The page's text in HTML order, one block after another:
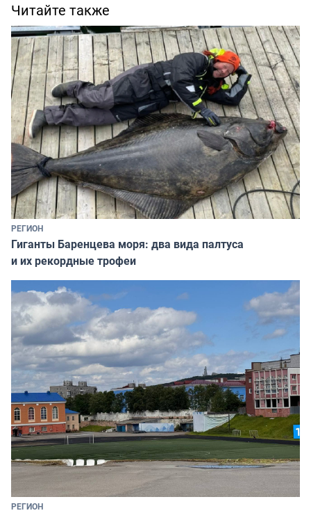
Читайте также
РЕГИОН
Гиганты Баренцева моря: два вида палтуса
и их рекордные трофеи
РЕГИОН